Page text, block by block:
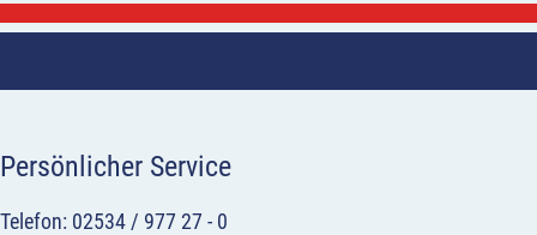
Persönlicher Service
Telefon: 02534 / 977 27 - 0